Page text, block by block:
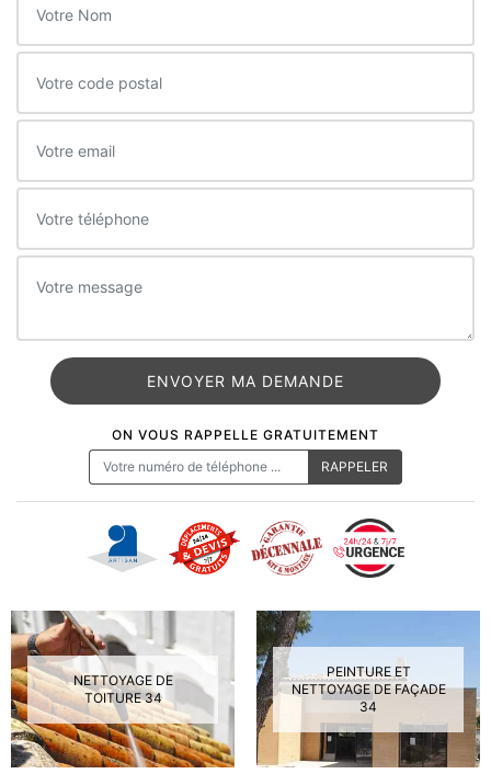
ON VOUS RAPPELLE GRATUITEMENT
NETTOYAGE DE
TOITURE 34
PEINTURE ET
NETTOYAGE DE FAÇADE
34